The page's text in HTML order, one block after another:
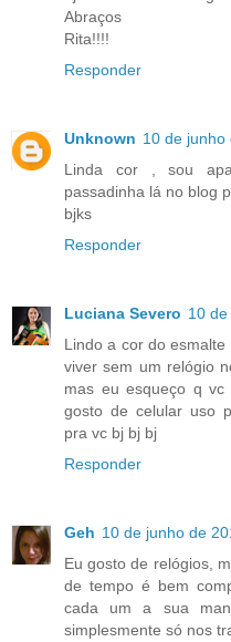
Abraços
Rita!!!!
Responder
Unknown 10 de junho
Linda cor , sou
passadinha lá no blog
bjks
Responder
Luciana Severo 10
Lindo a cor do
viver sem um relógio
mas eu esqueço q
gosto de celular uso
pra vc bj bj bj
Responder
Geh 10 de junho de
Eu gosto de relógios,
de tempo é bem
cada um a sua
simplesmente só nos